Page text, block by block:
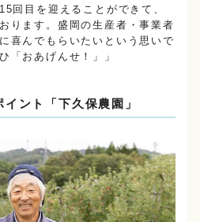
回目を迎えることができて、
ります。盛岡の生産者・事業者
喜んでもらいたいという思いで
「おあげんせ！」」
ント「下久保農園」